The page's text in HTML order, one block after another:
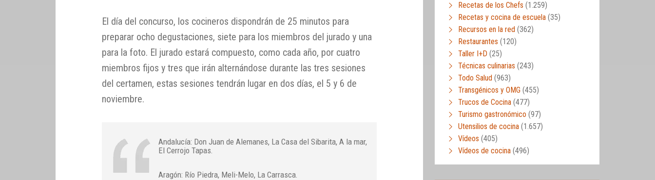
El día del concurso, los cocineros dispondrán de 25 minutos para
preparar ocho degustaciones, siete para los miembros del jurado y una
para la foto. El jurado estará compuesto, como cada año, por cuatro
miembros fijos y tres que irán alternándose durante las tres sesiones
del certamen, estas sesiones tendrán lugar en dos días, el 5 y 6 de
noviembre.
Andalucía: Don Juan de Alemanes, La Casa del Sibarita, A la mar,
El Cerrojo Tapas.
Aragón: Río Piedra, Meli-Melo, La Carrasca.
Recetas de los Chefs (1.259)
Recetas y cocina de escuela (35)
Recursos en la red (362)
Restaurantes (120)
Taller I+D (25)
Técnicas culinarias (243)
Todo Salud (963)
Transgénicos y OMG (455)
Trucos de Cocina (477)
Turismo gastronómico (97)
Utensilios de cocina (1.657)
Vídeos (405)
Vídeos de cocina (496)